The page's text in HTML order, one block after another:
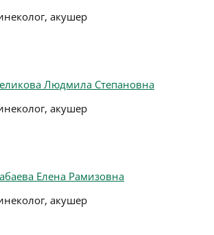
акушер
Людмила Степановна
акушер
Елена Рамизовна
акушер